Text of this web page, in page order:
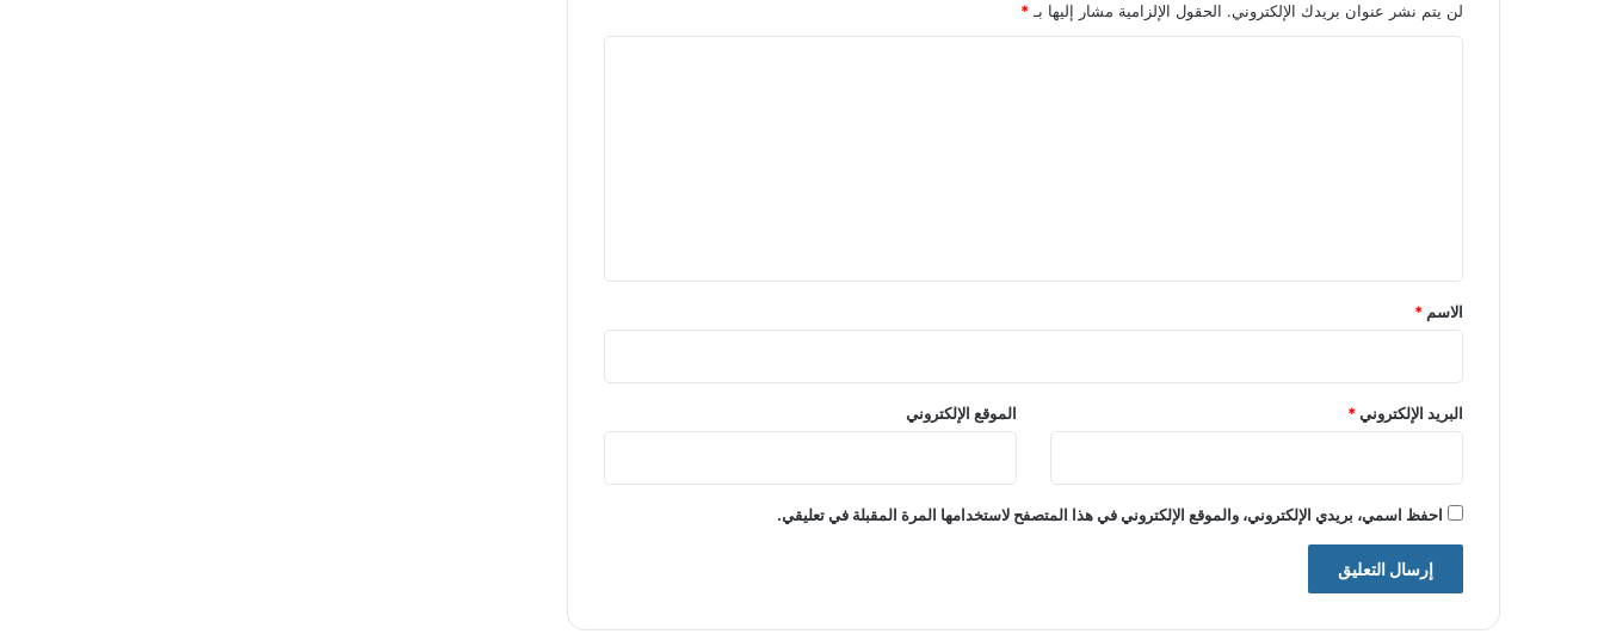
لن يتم نشر عنوان بريدك الإلكتروني. الحقول الإلزامية مشار إليها بـ *
*
الاسم *
البريد الإلكتروني* الموقع الإلكتروني
احفظ اسمي، بريدي الإلكتروني، والموقع الإلكتروني في هذا المتصفح لاستخدامها المرة المقبلة في تعليقي.